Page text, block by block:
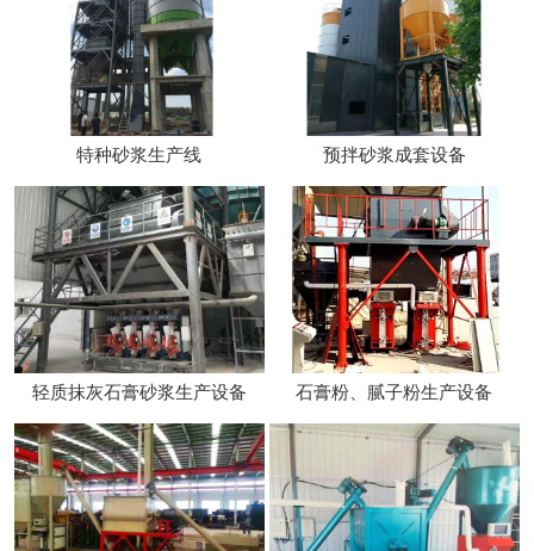
特种砂浆生产线 预拌砂浆成套设备
轻质抹灰石膏砂浆生产设备 石膏粉、腻子粉生产设备